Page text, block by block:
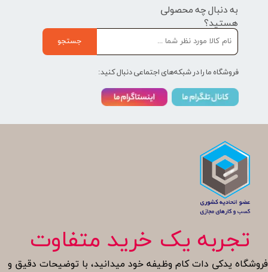
تجربه یک خرید متفاوت
فروشگاه یدکی دات کام وظیفه خود میدانید، با توضیحات دقیق و
به دنبال چه محصولی
هستید؟
جستجو
فروشگاه ما را در شبکه‌های اجتماعی دنبال کنید: